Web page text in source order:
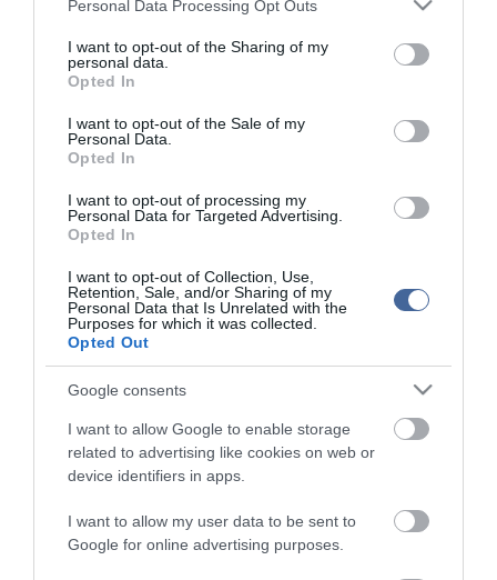
not limited to your visit or usage behaviour. You may click to
grant or deny consent to Google and its third-party tags to
use your data for below specified purposes in below Google
consent section.
Personal Data Processing Opt Outs
I want to opt-out of the Sharing of my
personal data.
Opted In
I want to opt-out of the Sale of my
Personal Data.
Opted In
I want to opt-out of processing my
Personal Data for Targeted Advertising.
Opted In
I want to opt-out of Collection, Use,
Retention, Sale, and/or Sharing of my
Personal Data that Is Unrelated with the
Purposes for which it was collected.
Opted Out
Google consents
I want to allow Google to enable storage
related to advertising like cookies on web or
device identifiers in apps.
I want to allow my user data to be sent to
Google for online advertising purposes.
amelyek nem egyeztethetők össze vallásos világnézetükkel.
A konkrét ügyben Montgomery megye iskolakerületének esetében
a homoszexualitásról és transzneműségről szóló tartalmak
csoportja.
Az iskolakerület intézkedése ellen az elmúlt években számos
Montgomery megyében.
Az oktatási intézmények irányítói szerint a homoszexualitásról,
transzneműségről szóló oktatási anyagokkal az "egyenlősítést,
tiszteletet és civilitást" tanítják a gyerekeknek. Az érzékenyítő
oktatásban a diákok az iskolaelőkészítő évfolyamtól a gimnázium
legfelső évfolyamáig kötelező módon részesültek.
Figyelem! A cikkhez hozzáfűzött hozzászólások nem ama.hunetwork nézeteit
tükrözik. A szerkesztőség mindössze a hírek publikációjával foglalkozik, a
kommenteket nem tudja befolyásolni - azok az olvasók személyes véleményét
Kérjük, kulturáltan, mások személyiségi jogainak és jó hírnevének tiszteletben
tartásával kommenteljenek!